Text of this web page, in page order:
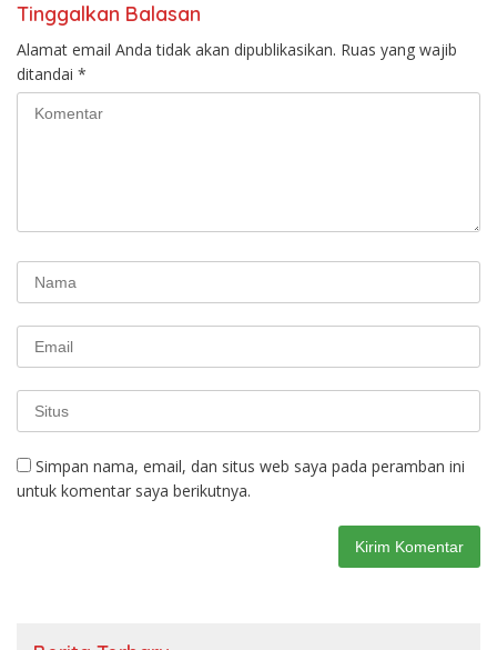
Tinggalkan Balasan
Alamat email Anda tidak akan dipublikasikan. Ruas yang wajib
ditandai *
Simpan nama, email, dan situs web saya pada peramban ini
untuk komentar saya berikutnya.